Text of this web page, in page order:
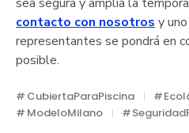
contacto con nosotros y
representantes se pondrá en
posible.
CubiertaParaPiscina
ModeloMilano